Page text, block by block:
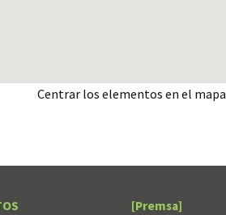
Centrar los elementos en el mapa
[Premsa]